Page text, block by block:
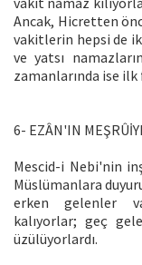
Ancak, Hicretten
vakitlerin hepsi de
ve yatsı
zamanlarında ise ilk
6- EZÂN'IN
Mescid-i Nebi'nin
Müslümanlara
erken gelenler
kalıyorlar; geç
üzülüyorlardı.